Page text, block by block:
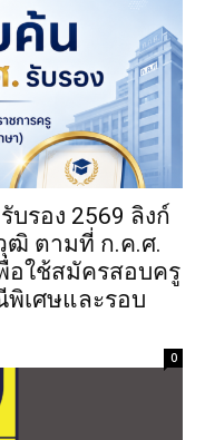
รอง 2569 ลิงก์
ฒิ ตามที่ ก.ค.ศ.
อใช้สมัครสอบครู
พิเศษและรอบ
0